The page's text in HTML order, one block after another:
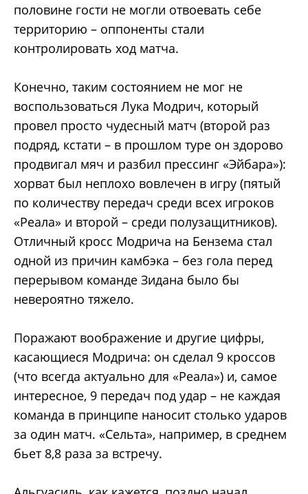
половине гости не могли отвоевать себе
территорию – оппоненты стали
контролировать ход матча.
Конечно, таким состоянием не мог не
воспользоваться Лука Модрич, который
провел просто чудесный матч (второй раз
подряд, кстати – в прошлом туре он здорово
продвигал мяч и разбил прессинг «Эйбара»):
хорват был неплохо вовлечен в игру (пятый
по количеству передач среди всех игроков
«Реала» и второй – среди полузащитников).
Отличный кросс Модрича на Бензема стал
одной из причин камбэка – без гола перед
перерывом команде Зидана было бы
невероятно тяжело.
Поражают воображение и другие цифры,
касающиеся Модрича: он сделал 9 кроссов
(что всегда актуально для «Реала») и, самое
интересное, 9 передач под удар – не каждая
команда в принципе наносит столько ударов
за один матч. «Сельта», например, в среднем
бьет 8,8 раза за встречу.